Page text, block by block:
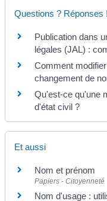
Questions ? Réponses !
Publication dans
légales (JAL) :
Comment
changement de
Qu'est-ce qu'une
d'état civil ?
Et aussi
Nom et prénom
Papiers - Citoyenneté
Nom d'usage :